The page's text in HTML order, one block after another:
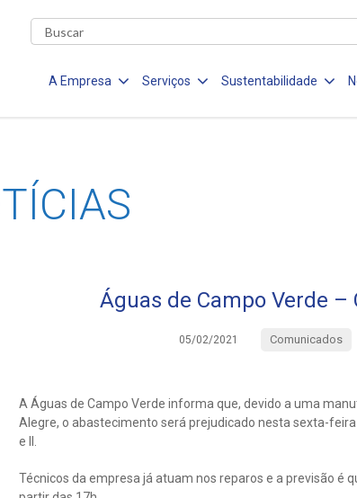
A Empresa Serviços Sustentabilidade
Águas de Campo Verde
05/02/2021 Comunicados
A Águas de Campo Verde informa que, devido a uma
Alegre, o abastecimento será prejudicado nesta sexta-feira
e II.
Técnicos da empresa já atuam nos reparos e a previsão